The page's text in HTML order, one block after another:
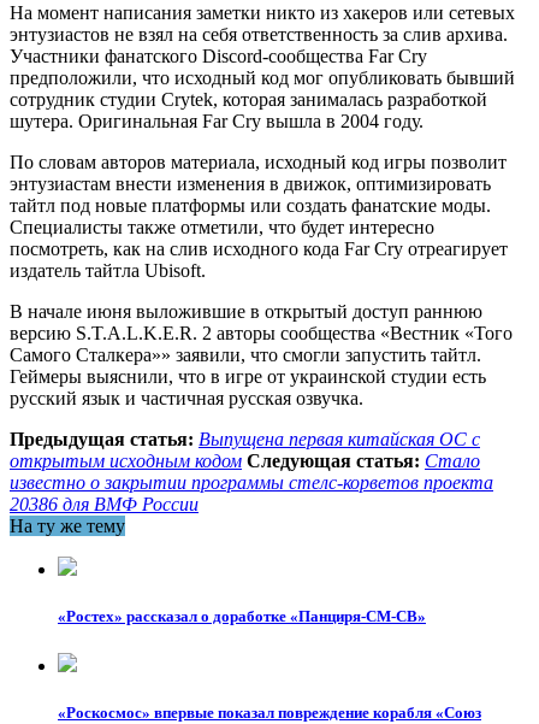
На момент написания заметки никто из хакеров или сетевых
энтузиастов не взял на себя ответственность за слив архива.
Участники фанатского Discord-сообщества Far Cry
предположили, что исходный код мог опубликовать бывший
сотрудник студии Crytek, которая занималась разработкой
шутера. Оригинальная Far Cry вышла в 2004 году.
По словам авторов материала, исходный код игры позволит
энтузиастам внести изменения в движок, оптимизировать
тайтл под новые платформы или создать фанатские моды.
Специалисты также отметили, что будет интересно
посмотреть, как на слив исходного кода Far Cry отреагирует
издатель тайтла Ubisoft.
В начале июня выложившие в открытый доступ раннюю
версию S.T.A.L.K.E.R. 2 авторы сообщества «Вестник «Того
Самого Сталкера»» заявили, что смогли запустить тайтл.
Геймеры выяснили, что в игре от украинской студии есть
русский язык и частичная русская озвучка.
Предыдущая статья: Выпущена первая китайская ОС с
открытым исходным кодом Следующая статья: Стало
известно о закрытии программы стелс-корветов проекта
20386 для ВМФ России
На ту же тему
«Ростех» рассказал о доработке «Панциря-СМ-СВ»
«Роскосмос» впервые показал повреждение корабля «Союз